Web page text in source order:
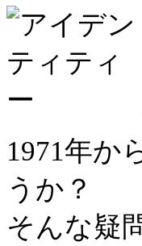
1971年か
うか？
そんな疑